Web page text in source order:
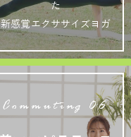
た
新感覚エクササイズヨガ
Commuting 06